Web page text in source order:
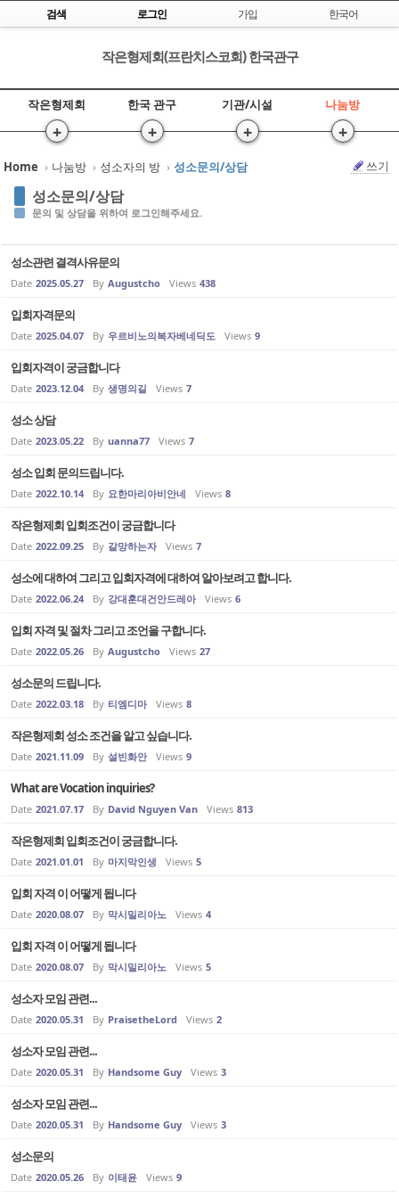
Skip to content
검색 로그인 가입 한국어
작은형제회(프란치스코회) 한국관구
작은형제회
+
한국 관구
+
기관/시설
+
나눔방
+
Home › 나눔방 › 성소자의 방 › 성소문의/상담 쓰기
성소문의/상담
문의 및 상담을 위하여 로그인해주세요.
성소관련 결격사유문의
Date 2025.05.27 By Augustcho Views 438
입회자격문의
Date 2025.04.07 By 우르비노의복자베네딕도 Views 9
입회자격이 궁금합니다
Date 2023.12.04 By 생명의길 Views 7
성소 상담
Date 2023.05.22 By uanna77 Views 7
성소 입회 문의드립니다.
Date 2022.10.14 By 요한마리아비안네 Views 8
작은형제회 입회조건이 궁금합니다
Date 2022.09.25 By 갈망하는자 Views 7
성소에 대하여 그리고 입회자격에 대하여 알아보려고 합니다.
Date 2022.06.24 By 강대훈대건안드레아 Views 6
입회 자격 및 절차 그리고 조언을 구합니다.
Date 2022.05.26 By Augustcho Views 27
성소문의 드립니다.
Date 2022.03.18 By 티엠디마 Views 8
작은형제회 성소 조건을 알고 싶습니다.
Date 2021.11.09 By 설빈화안 Views 9
What are Vocation inquiries?
Date 2021.07.17 By David Nguyen Van Views 813
작은형제회 입회조건이 궁금합니다.
Date 2021.01.01 By 마지막인생 Views 5
입회 자격 이 어떻게 됩니다
Date 2020.08.07 By 막시밀리아노 Views 4
입회 자격 이 어떻게 됩니다
Date 2020.08.07 By 막시밀리아노 Views 5
성소자 모임 관련...
Date 2020.05.31 By PraisetheLord Views 2
성소자 모임 관련...
Date 2020.05.31 By Handsome Guy Views 3
성소자 모임 관련...
Date 2020.05.31 By Handsome Guy Views 3
성소문의
Date 2020.05.26 By 이태윤 Views 9
Sketchbook5, 스케치북5
Sketchbook5, 스케치북5
Sketchbook5, 스케치북5
Sketchbook5, 스케치북5